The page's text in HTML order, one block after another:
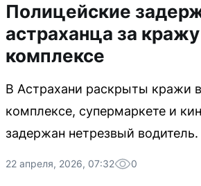
Полицейские
астраханца за
комплексе
В Астрахани раскрыты кражи
комплексе, супермаркете и
задержан нетрезвый водитель.
22 апреля, 2026, 07:32 0